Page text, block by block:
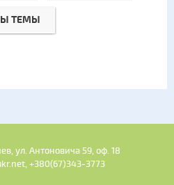
ТЕМЫ
ул. Антоновича 59, оф. 18
+380(67)343-3773